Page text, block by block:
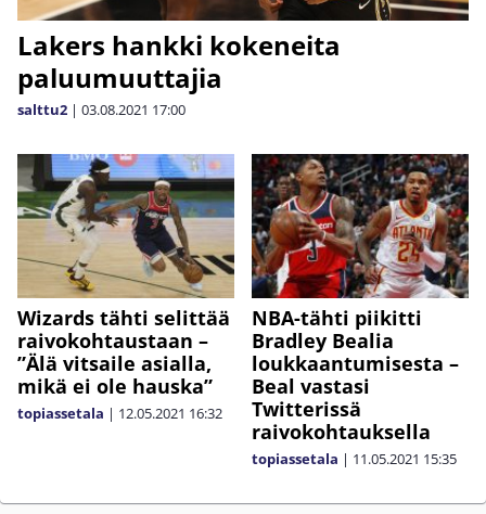
Lakers hankki kokeneita
paluumuuttajia
salttu2 | 03.08.2021 17:00
Wizards tähti selittää
raivokohtaustaan –
”Älä vitsaile asialla,
mikä ei ole hauska”
topiassetala | 12.05.2021 16:32
NBA-tähti piikitti
Bradley Bealia
loukkaantumisesta –
Beal vastasi
Twitterissä
raivokohtauksella
topiassetala | 11.05.2021 15:35